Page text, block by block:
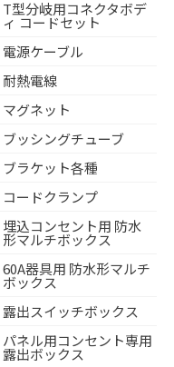
T型分岐用コネクタボデ
ィ コードセット
電源ケーブル
耐熱電線
マグネット
ブッシングチューブ
ブラケット各種
コードクランプ
埋込コンセント用 防水
形マルチボックス
60A器具用 防水形マルチ
ボックス
露出スイッチボックス
パネル用コンセント専用
露出ボックス